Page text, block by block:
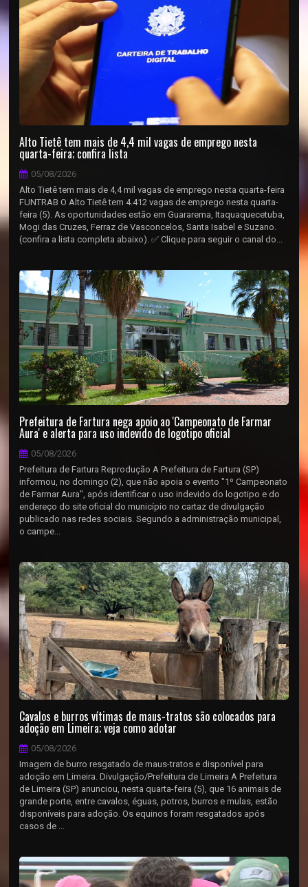
Alto Tietê tem mais de 4,4 mil vagas de emprego nesta
quarta-feira; confira lista
05/08/2026
Alto Tietê tem mais de 4,4 mil vagas de emprego nesta quarta-feira
FUNTRAB O Alto Tietê tem 4.412 vagas de emprego nesta quarta-
feira (5). As oportunidades estão em Guararema, Itaquaquecetuba,
Mogi das Cruzes, Ferraz de Vasconcelos, Santa Isabel e Suzano.
(confira a lista completa abaixo). ✅ Clique para seguir o canal do...
Prefeitura de Fartura nega apoio ao 'Campeonato de Farmar
Aura' e alerta para uso indevido de logotipo oficial
05/08/2026
Prefeitura de Fartura Reprodução A Prefeitura de Fartura (SP)
informou, no domingo (2), que não apoia o evento "1º Campeonato
de Farmar Aura", após identificar o uso indevido do logotipo e do
endereço do site oficial do município no cartaz de divulgação
publicado nas redes sociais. Segundo a administração municipal,
o campe...
Cavalos e burros vítimas de maus-tratos são colocados para
adoção em Limeira; veja como adotar
05/08/2026
Imagem de burro resgatado de maus-tratos e disponível para
adoção em Limeira. Divulgação/Prefeitura de Limeira A Prefeitura
de Limeira (SP) anunciou, nesta quarta-feira (5), que 16 animais de
grande porte, entre cavalos, éguas, potros, burros e mulas, estão
disponíveis para adoção. Os equinos foram resgatados após
casos de ...